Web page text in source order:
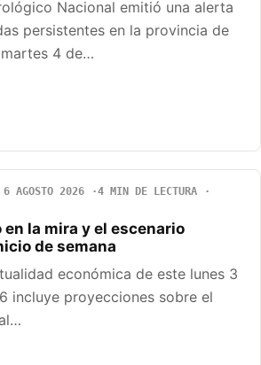
Nacional emitió una alerta
persistentes en la provincia de
4 de…
6 AGOSTO 2026
4 MIN DE LECTURA
la mira y el escenario
de semana
económica de este lunes 3
incluye proyecciones sobre el